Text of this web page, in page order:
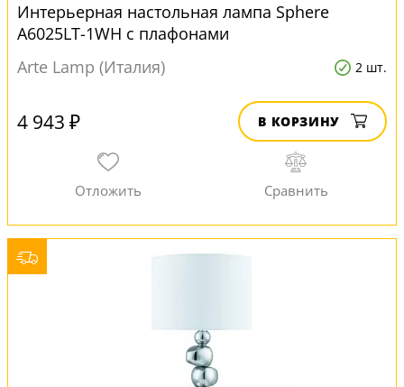
Интерьерная настольная лампа Sphere
A6025LT-1WH с плафонами
Arte Lamp (Италия)
2 шт.
4 943 ₽ В КОРЗИНУ